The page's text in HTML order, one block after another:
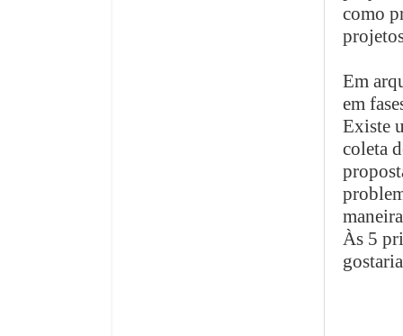
como
Em
em
Existe
coleta
Às 5